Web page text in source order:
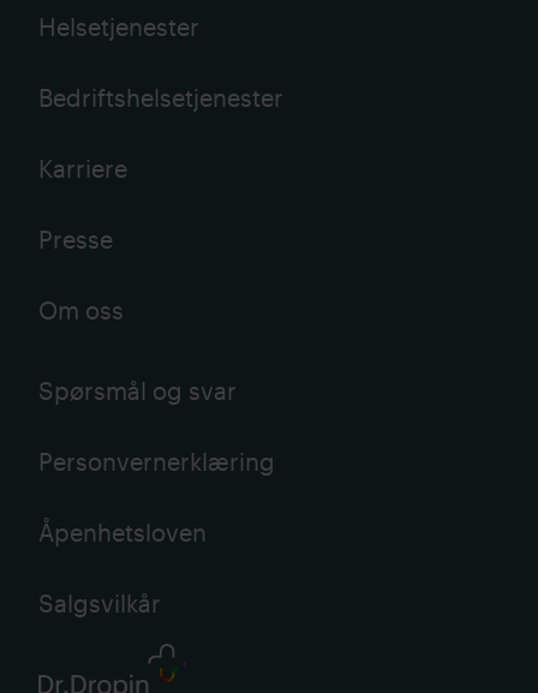
Helsetjenester
Bedriftshelsetjenester
Karriere
Presse
Om oss
Spørsmål og svar
Personvernerklæring
Åpenhetsloven
Salgsvilkår